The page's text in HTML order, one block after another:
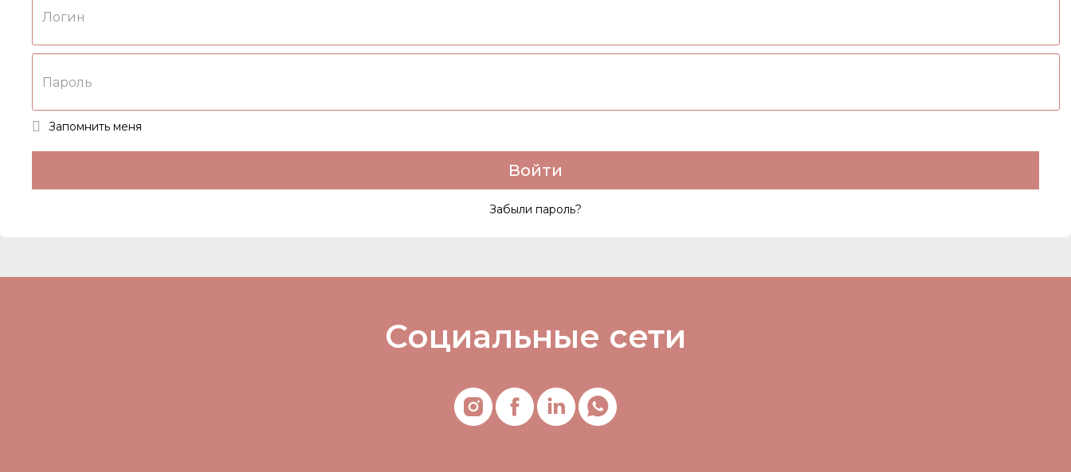
Запомнить меня
Войти
Забыли пароль?
Социальные сети